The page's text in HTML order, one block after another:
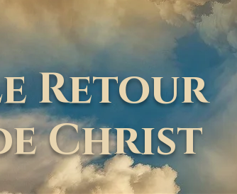
Retour
Christ